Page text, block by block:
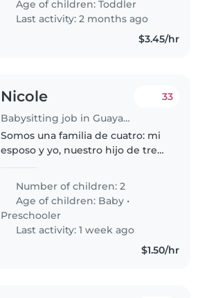
Age of children:Toddler
Last activity: 2 months ago
$3.45/hr
Nicole
Babysitting job in Guayaquil
33
Somos una familia de cuatro: mi
esposo y yo, nuestro hijo de tres
cuatro meses. Somos un hogar
tranquilo, organizado y
respetuoso. Buscamos a alguien..
Number of children: 2
Age of children: Baby •
Preschooler
Last activity: 1 week ago
$1.50/hr